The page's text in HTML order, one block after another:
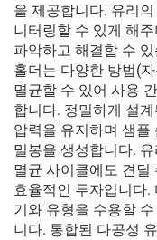
을 제공합니다. 유리
니터링할 수 있게 해
파악하고 해결할 수
홀더는 다양한 방법(
멸균할 수 있어 사용
합니다. 정밀하게 설
압력을 유지하며 샘플
밀봉을 생성합니다.
멸균 사이클에도 견딜
효율적인 투자입니다.
기와 유형을 수용할
니다. 통합된 다공성